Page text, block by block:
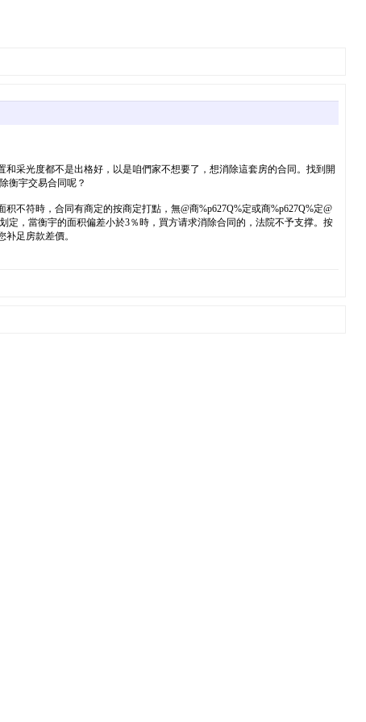
采光度都不是出格好，以是咱們家不想要了，想消除這套房的合同。找到開
衡宇交易合同呢？
不符時，合同有商定的按商定打點，無@商%p627Q%定或商%p627Q%定@
，當衡宇的面积偏差小於3％時，買方请求消除合同的，法院不予支撑。按
足房款差價。